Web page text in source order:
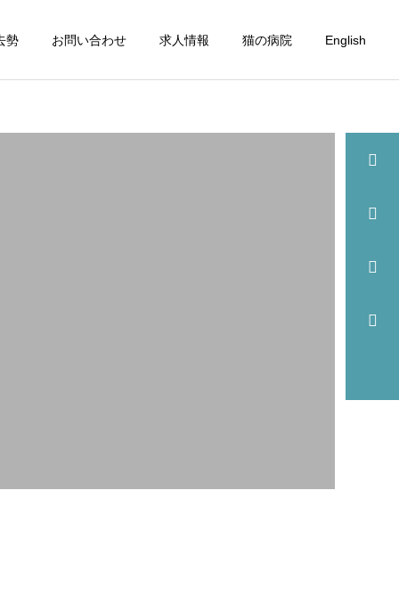
勢 お問い合わせ 求人情報 猫の病院 English
詳細を見る